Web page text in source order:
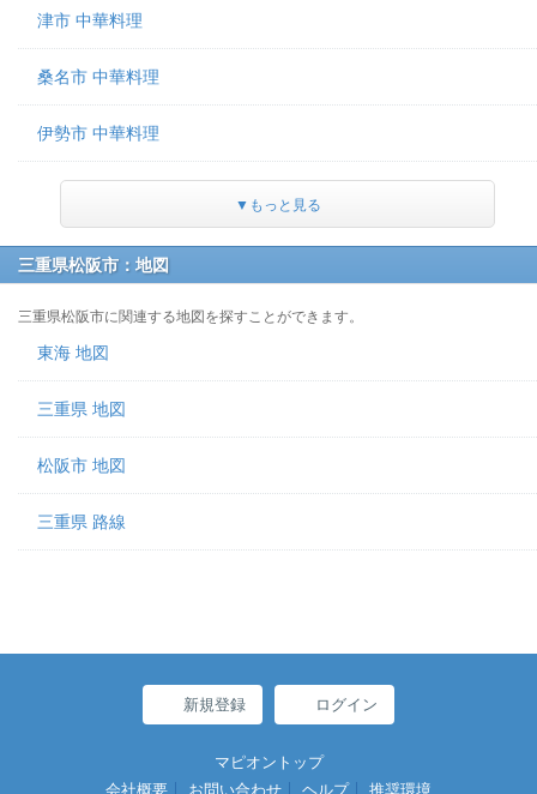
津市 中華料理
桑名市 中華料理
伊勢市 中華料理
▼もっと見る
三重県松阪市：地図
三重県松阪市に関連する地図を探すことができます。
東海 地図
三重県 地図
松阪市 地図
三重県 路線
新規登録 ログイン
マピオントップ
会社概要
お問い合わせ ヘルプ 推奨環境